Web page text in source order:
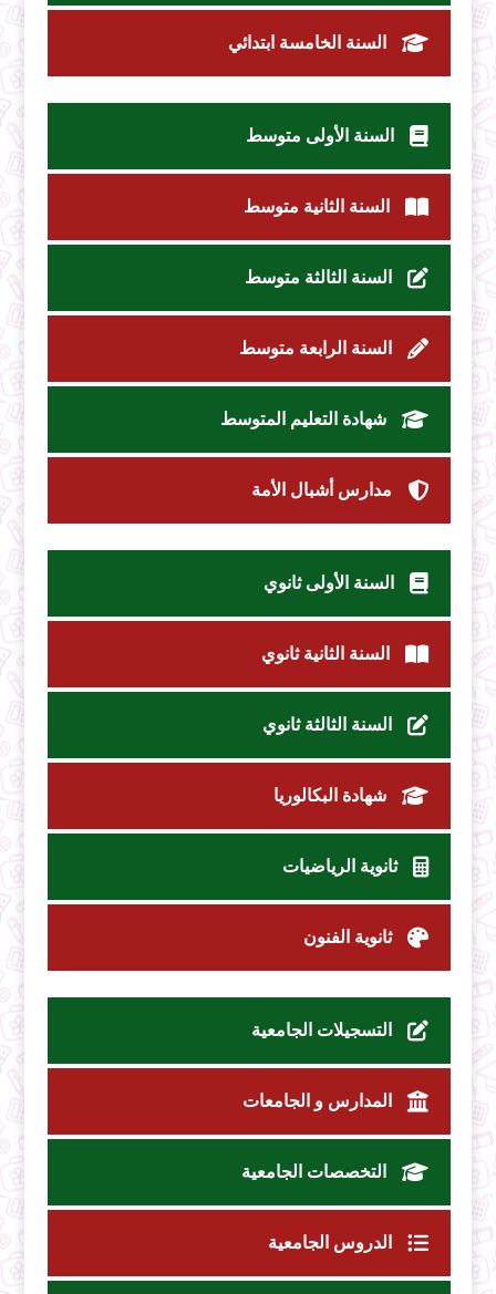
السنة الخامسة ابتدائي
السنة الأولى متوسط
السنة الثانية متوسط
السنة الثالثة متوسط
السنة الرابعة متوسط
شهادة التعليم المتوسط
مدارس أشبال الأمة
السنة الأولى ثانوي
السنة الثانية ثانوي
السنة الثالثة ثانوي
شهادة البكالوريا
ثانوية الرياضيات
ثانوية الفنون
التسجيلات الجامعية
المدارس و الجامعات
التخصصات الجامعية
الدروس الجامعية